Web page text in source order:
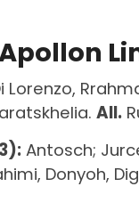
Lorenzo,
All.
Antosch;
Donyoh,